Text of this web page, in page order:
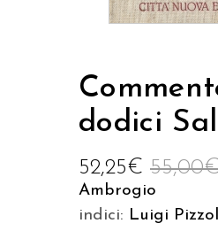
dodici
55,00
52,25€
Ambrogio
indici: Luigi